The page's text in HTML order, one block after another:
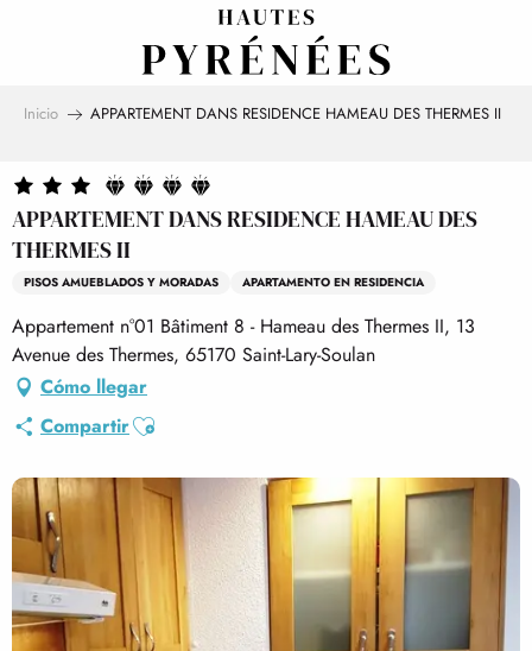
Inicio APPARTEMENT DANS RESIDENCE HAMEAU DES THERMES II
APPARTEMENT DANS RESIDENCE HAMEAU DES
THERMES II
PISOS AMUEBLADOS Y MORADAS APARTAMENTO EN RESIDENCIA
Appartement n°01 Bâtiment 8 - Hameau des Thermes II, 13
Avenue des Thermes, 65170 Saint-Lary-Soulan
Cómo llegar
CompartirAjouter aux favoris